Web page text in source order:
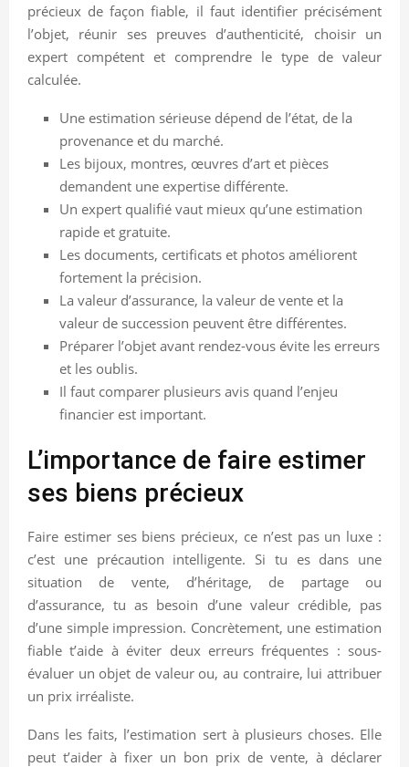
précieux de façon fiable, il faut identifier précisément
l’objet, réunir ses preuves d’authenticité, choisir un
expert compétent et comprendre le type de valeur
calculée.
Une estimation sérieuse dépend de l’état, de la
provenance et du marché.
Les bijoux, montres, œuvres d’art et pièces
demandent une expertise différente.
Un expert qualifié vaut mieux qu’une estimation
rapide et gratuite.
Les documents, certificats et photos améliorent
fortement la précision.
La valeur d’assurance, la valeur de vente et la
valeur de succession peuvent être différentes.
Préparer l’objet avant rendez-vous évite les erreurs
et les oublis.
Il faut comparer plusieurs avis quand l’enjeu
financier est important.
L’importance de faire estimer
ses biens précieux
Faire estimer ses biens précieux, ce n’est pas un luxe :
c’est une précaution intelligente. Si tu es dans une
situation de vente, d’héritage, de partage ou
d’assurance, tu as besoin d’une valeur crédible, pas
d’une simple impression. Concrètement, une estimation
fiable t’aide à éviter deux erreurs fréquentes : sous-
évaluer un objet de valeur ou, au contraire, lui attribuer
un prix irréaliste.
Dans les faits, l’estimation sert à plusieurs choses. Elle
peut t’aider à fixer un bon prix de vente, à déclarer